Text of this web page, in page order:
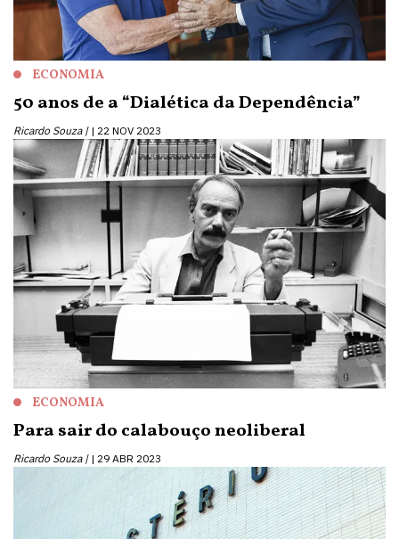
ECONOMIA
50 anos de a “Dialética da Dependência”
Ricardo Souza | 22 NOV 2023
ECONOMIA
Para sair do calabouço neoliberal
Ricardo Souza | 29 ABR 2023